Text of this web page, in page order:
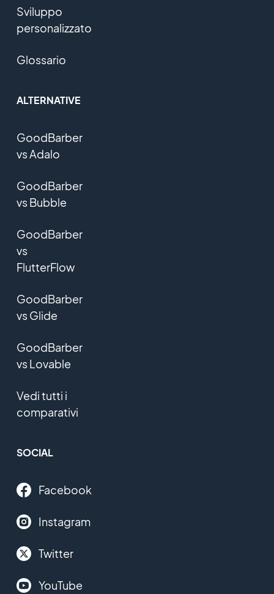
Sviluppo
personalizzato
Glossario
ALTERNATIVE
GoodBarber
vs Adalo
GoodBarber
vs Bubble
GoodBarber
vs
FlutterFlow
GoodBarber
vs Glide
GoodBarber
vs Lovable
Vedi tutti i
comparativi
SOCIAL
Facebook
Instagram
Twitter
YouTube